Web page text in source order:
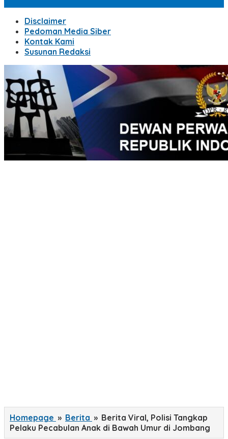
Disclaimer
Pedoman Media Siber
Kontak Kami
Susunan Redaksi
Homepage » Berita » Berita Viral, Polisi Tangkap
Pelaku Pecabulan Anak di Bawah Umur di Jombang